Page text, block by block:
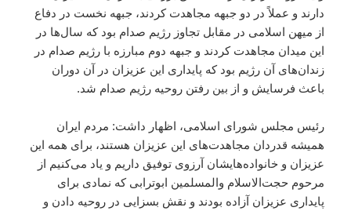
دارند و عملاً در دو جبهه مجاهدت کردند، جبهه نخست در دفاع
از میهن اسلامی در مقابل تجاوز رژیم صدام بود که سال‌ها در
این میدان مجاهدت کردند و جبهه دوم مبارزه با رژیم صدام در
زندان‌های آن رژیم بود که پایداری این عزیزان در آن دوران
باعث فرسایش و از بین رفتن روحیه رژیم صدام شد.
رئیس مجلس شورای اسلامی، اظهار داشت: مردم ایران
همیشه قدردان مجاهدت‌های این عزیزان هستند، برای همه این
عزیزان و خانواده‌هایشان آرزوی توفیق داریم و یاد می‌کنیم از
مرحوم حجت‌الاسلام والمسلمین ابوترابی که نمادی برای
پایداری عزیزان آزاده بودند و نقش بسزایی در روحیه دادن و